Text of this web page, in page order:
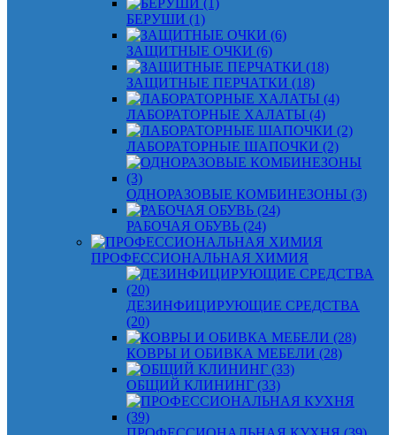
БЕРУШИ (1)
ЗАЩИТНЫЕ ОЧКИ (6)
ЗАЩИТНЫЕ ПЕРЧАТКИ (18)
ЛАБОРАТОРНЫЕ ХАЛАТЫ (4)
ЛАБОРАТОРНЫЕ ШАПОЧКИ (2)
ОДНОРАЗОВЫЕ КОМБИНЕЗОНЫ (3)
РАБОЧАЯ ОБУВЬ (24)
ПРОФЕССИОНАЛЬНАЯ ХИМИЯ
ДЕЗИНФИЦИРУЮЩИЕ СРЕДСТВА
(20)
КОВРЫ И ОБИВКА МЕБЕЛИ (28)
ОБЩИЙ КЛИНИНГ (33)